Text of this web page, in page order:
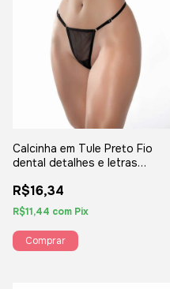
Calcinha em Tule Preto Fio
dental detalhes e letras
YAFFA
R$16,34
R$11,44 com Pix